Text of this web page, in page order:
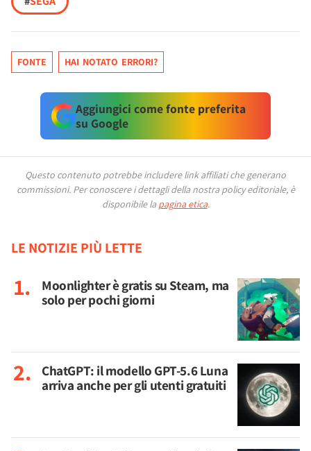
FONTE HAI NOTATO ERRORI?
Aggiungici come fonte preferita
su Google
Questo contenuto potrebbe includere link affiliati che generano
commissioni. Per conoscere i dettagli della nostra policy editoriale, è
disponibile la pagina etica.
LE NOTIZIE PIÙ LETTE
Moonlighter è gratis su Steam, ma
solo per pochi giorni
ChatGPT: il modello GPT-5.6 Luna
arriva anche per gli utenti gratuiti